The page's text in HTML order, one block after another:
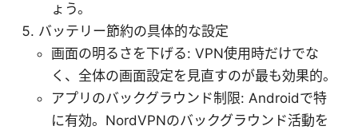
ょう。
バッテリー節約の具体的な設定
画面の明るさを下げる: VPN使用時だけでな
く、全体の画面設定を見直すのが最も効果的。
アプリのバックグラウンド制限: Androidで特
に有効。NordVPNのバックグラウンド活動を